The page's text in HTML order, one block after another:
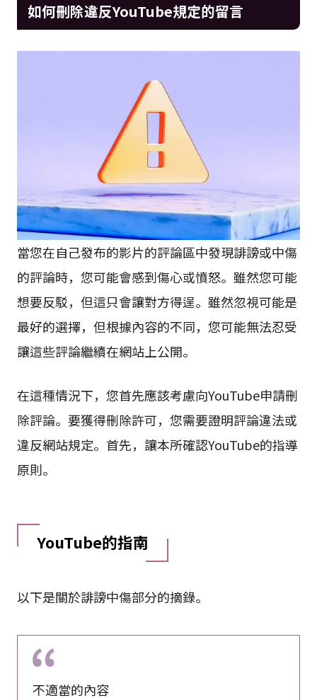
如何刪除違反YouTube規定的留言
當您在自己發布的影片的評論區中發現誹謗或中傷
的評論時，您可能會感到傷心或憤怒。雖然您可能
想要反駁，但這只會讓對方得逞。雖然忽視可能是
最好的選擇，但根據內容的不同，您可能無法忍受
讓這些評論繼續在網站上公開。
在這種情況下，您首先應該考慮向YouTube申請刪
除評論。要獲得刪除許可，您需要證明評論違法或
違反網站規定。首先，讓本所確認YouTube的指導
原則。
YouTube的指南
以下是關於誹謗中傷部分的摘錄。
不適當的內容